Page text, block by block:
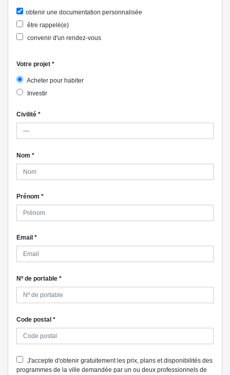
obtenir une documentation personnalisée
être rappelé(e)
convenir d'un rendez-vous
Votre projet *
Acheter pour habiter
Investir
Civilité *
Nom *
Prénom *
Email *
Nº de portable *
Code postal *
J'accepte d'obtenir gratuitement les prix, plans et disponibilités des
programmes de la ville demandée par un ou deux professionnels de